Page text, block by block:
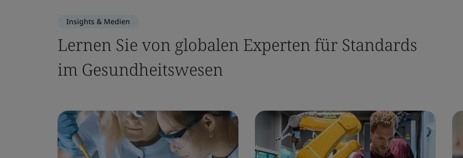
Insights & Medien
Lernen Sie von globalen Experten für Standards
im Gesundheitswesen